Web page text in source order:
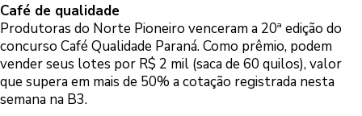
Café de qualidade
Produtoras do Norte Pioneiro venceram a 20ª edição do
concurso Café Qualidade Paraná. Como prêmio, podem
vender seus lotes por R$ 2 mil (saca de 60 quilos), valor
que supera em mais de 50% a cotação registrada nesta
semana na B3.